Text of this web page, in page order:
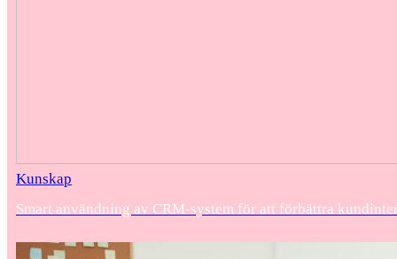
Kunskap
Smart användning av CRM-system för att förbättra